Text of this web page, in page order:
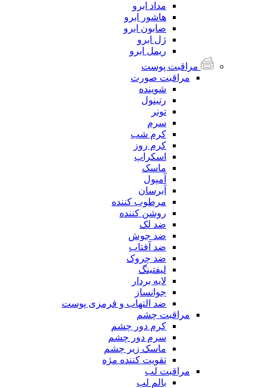
مداد ابرو
هاشور ابرو
صابون ابرو
ژل ابرو
ریمل ابرو
مراقبت پوست
مراقبت صورت
شوینده
رتینول
تونر
سرم
کرم شب
کرم روز
اسکراپ
ماسک
آمپول
آبرسان
مرطوب کننده
روشن کننده
ضد لک
ضد جوش
ضد آفتاب
ضد چروک
لیفتینگ
لایه بردار
جوانساز
ضد التهاب و قرمزی پوست
مراقبت چشم
کرم دور چشم
سرم دور چشم
ماسک زیر چشم
تقویت کننده مژه
مراقبت لب
بالم لب